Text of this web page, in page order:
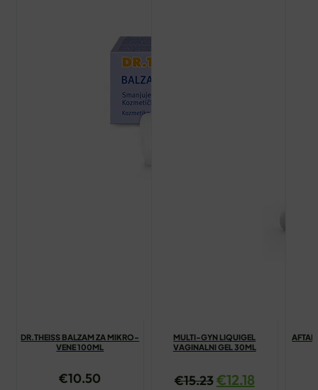
DR.THEISS BALZAM ZA MIKRO-
VENE 100ML
€10.50
MULTI-GYN LIQUIGEL
VAGINALNI GEL 30ML
€15.23€12.18